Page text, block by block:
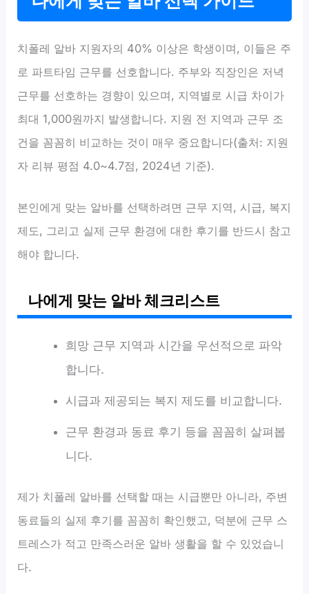
치폴레 알바 지원자의 40% 이상은 학생이며, 이들은 주
로 파트타임 근무를 선호합니다. 주부와 직장인은 저녁
근무를 선호하는 경향이 있으며, 지역별로 시급 차이가
최대 1,000원까지 발생합니다. 지원 전 지역과 근무 조
건을 꼼꼼히 비교하는 것이 매우 중요합니다(출처: 지원
자 리뷰 평점 4.0~4.7점, 2024년 기준).
본인에게 맞는 알바를 선택하려면 근무 지역, 시급, 복지
제도, 그리고 실제 근무 환경에 대한 후기를 반드시 참고
해야 합니다.
나에게 맞는 알바 체크리스트
희망 근무 지역과 시간을 우선적으로 파악
합니다.
시급과 제공되는 복지 제도를 비교합니다.
근무 환경과 동료 후기 등을 꼼꼼히 살펴봅
니다.
제가 치폴레 알바를 선택할 때는 시급뿐만 아니라, 주변
동료들의 실제 후기를 꼼꼼히 확인했고, 덕분에 근무 스
트레스가 적고 만족스러운 알바 생활을 할 수 있었습니
다.